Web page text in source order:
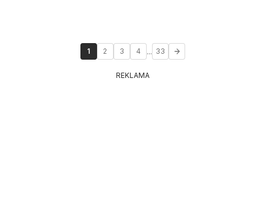
1 2 3 4 ... 33
REKLAMA